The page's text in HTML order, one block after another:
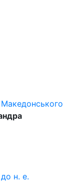
Македонського
н. е.